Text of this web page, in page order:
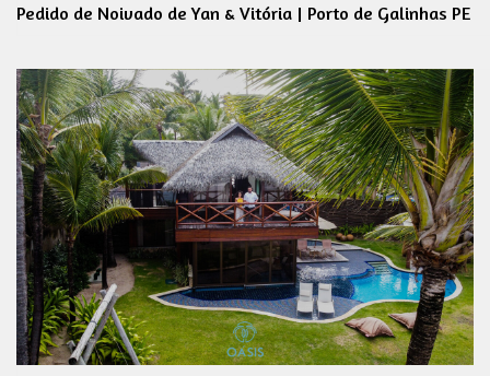
Pedido de Noivado de Yan & Vitória | Porto de Galinhas PE